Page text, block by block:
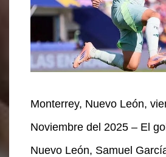
Monterrey, Nuevo León,
Noviembre del 2025 – El
Nuevo León, Samuel